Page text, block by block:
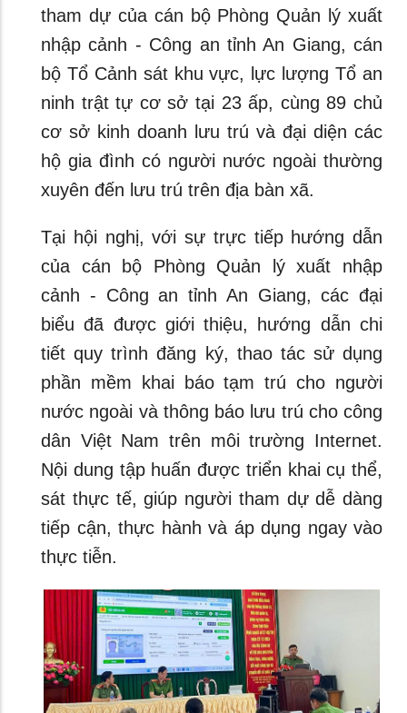
tham dự của cán bộ Phòng Quản lý xuất
nhập cảnh - Công an tỉnh An Giang, cán
bộ Tổ Cảnh sát khu vực, lực lượng Tổ an
ninh trật tự cơ sở tại 23 ấp, cùng 89 chủ
cơ sở kinh doanh lưu trú và đại diện các
hộ gia đình có người nước ngoài thường
xuyên đến lưu trú trên địa bàn xã.
Tại hội nghị, với sự trực tiếp hướng dẫn
của cán bộ Phòng Quản lý xuất nhập
cảnh - Công an tỉnh An Giang, các đại
biểu đã được giới thiệu, hướng dẫn chi
tiết quy trình đăng ký, thao tác sử dụng
phần mềm khai báo tạm trú cho người
nước ngoài và thông báo lưu trú cho công
dân Việt Nam trên môi trường Internet.
Nội dung tập huấn được triển khai cụ thể,
sát thực tế, giúp người tham dự dễ dàng
tiếp cận, thực hành và áp dụng ngay vào
thực tiễn.